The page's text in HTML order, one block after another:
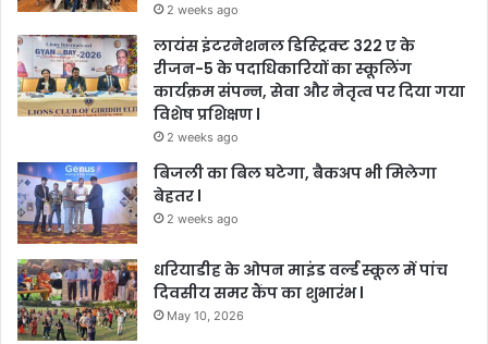
2 weeks ago
लायंस इंटरनेशनल डिस्ट्रिक्ट 322 ए के
रीजन-5 के पदाधिकारियों का स्कूलिंग
कार्यक्रम संपन्न, सेवा और नेतृत्व पर दिया गया
विशेष प्रशिक्षण l
2 weeks ago
बिजली का बिल घटेगा, बैकअप भी मिलेगा
बेहतर l
2 weeks ago
धरियाडीह के ओपन माइंड वर्ल्ड स्कूल में पांच
दिवसीय समर कैंप का शुभारंभ l
May 10, 2026